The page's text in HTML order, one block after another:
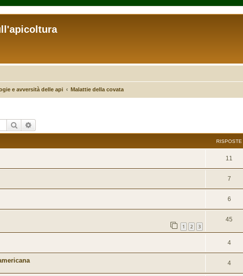
e avversità delle api Malattie della covata
Cerca
RISPOSTE
11
7
6
1 2 3
45
4
4